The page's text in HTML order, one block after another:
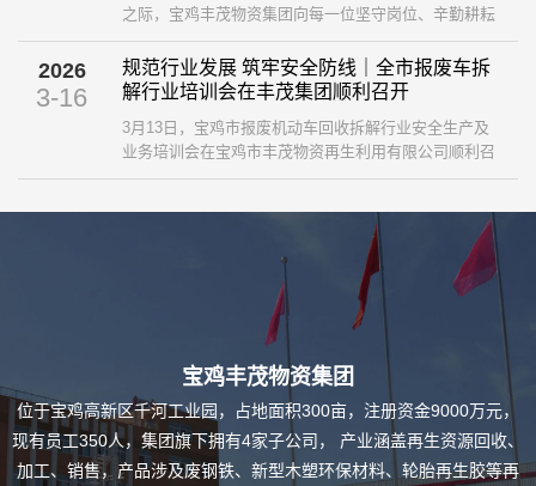
之际，宝鸡丰茂物资集团向每一位坚守岗位、辛勤耕耘
的劳动者，致以最诚挚的节日问候与最崇高的敬意！ ...
2026
3-16
规范行业发展 筑牢安全防线｜全市报废车拆
解行业培训会在丰茂集团顺利召开
3月13日，宝鸡市报废机动车回收拆解行业安全生产及
业务培训会在宝鸡市丰茂物资再生利用有限公司顺利召
开。本次会议由市商务局组织，聚焦行业安全监管、规
资质企业负责人及安全、业务骨干参会，市消防救援支
队、市车管所、市级安全生产专家莅临指导。 ...
宝鸡丰茂物资集团
位于宝鸡高新区千河工业园，占地面积300亩，注册资金9000万元，
现有员工350人，集团旗下拥有4家子公司， 产业涵盖再生资源回收、
加工、销售，产品涉及废钢铁、新型木塑环保材料、轮胎再生胶等再